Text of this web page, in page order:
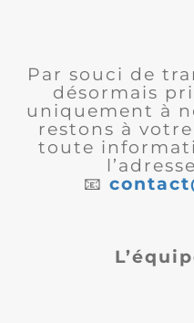
Par souci de
désormais
uniquement à
restons à
toute
📧